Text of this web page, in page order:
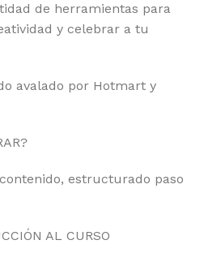
de herramientas para
y celebrar a tu
avalado por Hotmart y
estructurado paso
AL CURSO